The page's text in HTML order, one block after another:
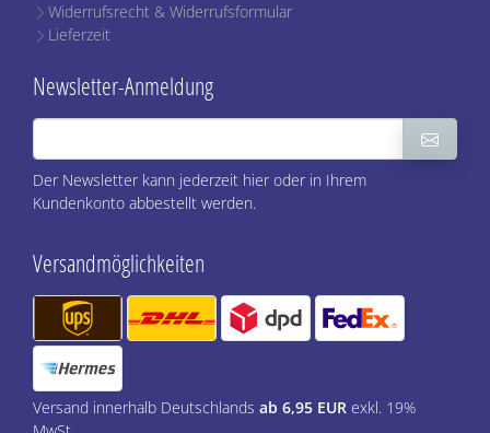
Widerrufsrecht & Widerrufsformular
Lieferzeit
Newsletter-Anmeldung
Der Newsletter kann jederzeit hier oder in Ihrem
Kundenkonto abbestellt werden.
Versandmöglichkeiten
Versand innerhalb Deutschlands ab 6,95 EUR exkl. 19%